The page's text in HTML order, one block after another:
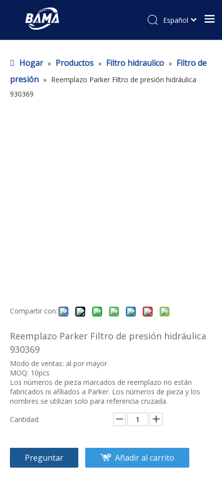
Español
Hogar » Productos » Filtro hidraulico » Filtro de
presión » Reemplazo Parker Filtro de presión hidráulica
930369
Compartir con:
Reemplazo Parker Filtro de presión hidráulica
930369
Modo de ventas: al por mayor
MOQ: 10pcs
Los números de pieza marcados de reemplazo no están
fabricados ni afiliados a Parker. Los números de pieza y los
nombres se utilizan solo para referencia cruzada.
Cantidad:
Preguntar Añadir al carrito